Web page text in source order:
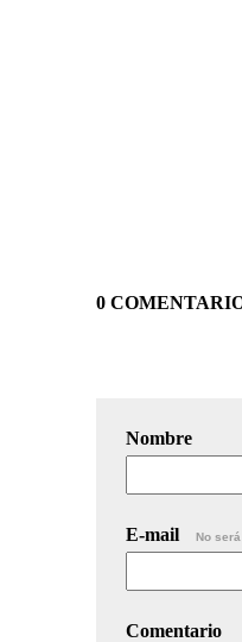
0
Nombre
E-mail No
Comentario